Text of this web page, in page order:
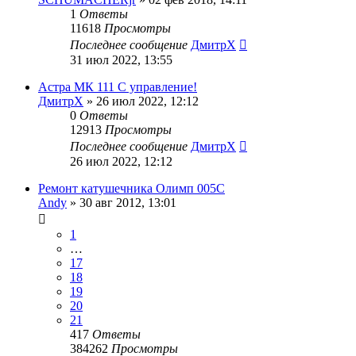
1 Ответы
11618 Просмотры
Последнее сообщение ДмитрХ
31 июл 2022, 13:55
Астра МК 111 С управление!
ДмитрХ » 26 июл 2022, 12:12
0 Ответы
12913 Просмотры
Последнее сообщение ДмитрХ
26 июл 2022, 12:12
Ремонт катушечника Олимп 005С
Andy » 30 авг 2012, 13:01
1
…
17
18
19
20
21
417 Ответы
384262 Просмотры